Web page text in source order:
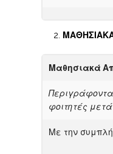
Μαθησιακά
φοιτητές
Με την